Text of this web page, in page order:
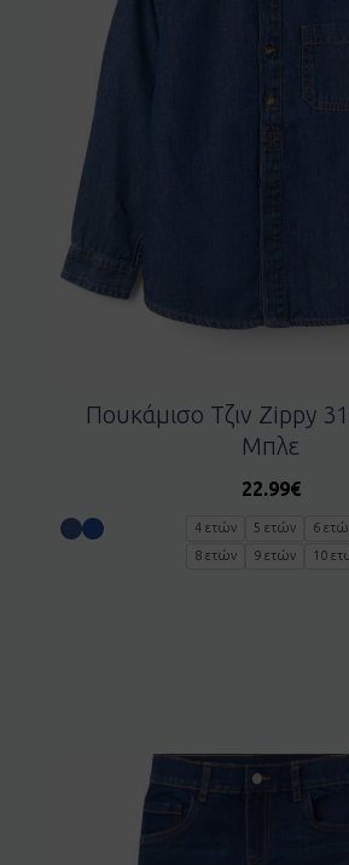
Πουκάμισο Τζιν Zippy
Μπλε
22.99€
4 ετών 5 ετών 6
8 ετών
9 ετών 10